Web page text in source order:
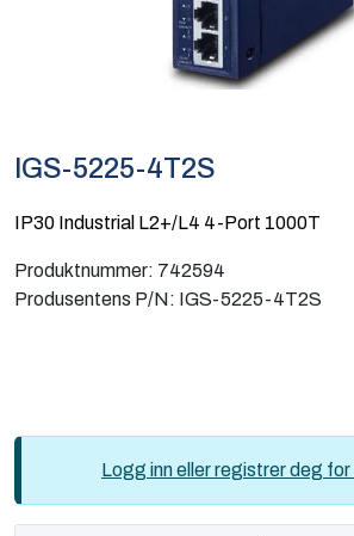
IGS-5225-4T2S
IP30 Industrial L2+/L4 4-Port 1000T
Produktnummer: 742594
Produsentens P/N: IGS-5225-4T2S
Logg inn eller registrer deg for
Software og analyse
Kurs og eventer
Infosenter